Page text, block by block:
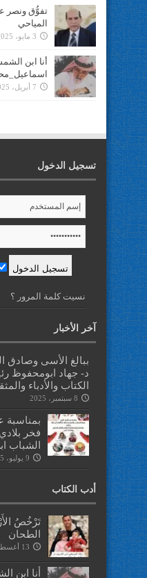
تفوُّق ونصر
المياحي
3 مايو، 2025
أنا ابن
7 أبريل، 2025
تسجيل الدخول
نسيت كلمة المرور ؟
آخر الأخبار
ببالغ الأسى وصادق
د- جهاد
الكتاب والأدباء
8 سبتمبر، 2025
بمناسبة
فخر
الشباب
9 يوليو، 2025
أدب الكتاب
تَرْخُصُ
الطحان
13 أغسطس، 2025
أنا ابن